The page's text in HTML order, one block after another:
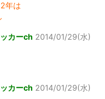
年は
カーch 2014/01/29(水)
カーch 2014/01/29(水)